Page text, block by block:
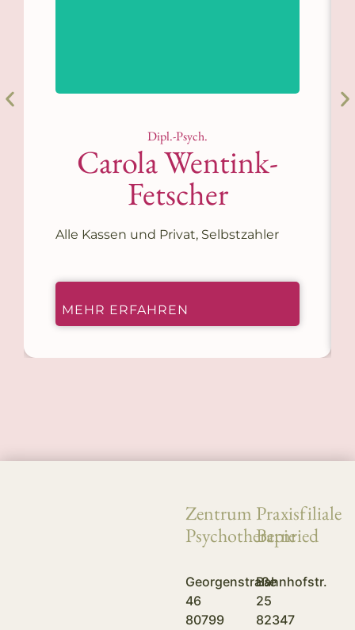
Dipl.-Psych.
Carola Wentink-
Fetscher
Alle Kassen und Privat, Selbstzahler
MEHR ERFAHREN
Zentrum
Psychotherapie
Georgenstraße
46
80799
Praxisfiliale
Bernried
Bahnhofstr.
25
82347